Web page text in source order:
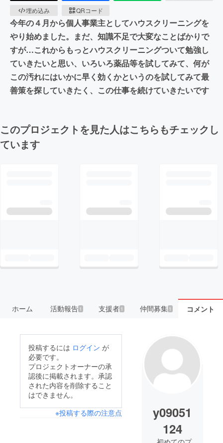
埋め込み
QRコード
今年の４月から個人事業主としてハウスクリーニングを
やり始めました。まだ、知識不足で大変なことばかりで
すが…これからもっとハウスクリーニングついて勉強し
ていきたいと思い、いろいろ薬品等を試してみて、何が
この汚れにはいかに早く効くかというのを試してみて最
善策を探していきたく、この仕事を続けていきたいです
このプロジェクトを見た人はこちらもチェックし
ています
ホーム 活動報告1 支援者 1 仲間募集 1 コメント
投稿するには ログイン が
必要です。
プロジェクトオーナーの承
認後に掲載されます。承認
された内容を削除すること
はできません。
※投稿する際の注意点
y09051
124